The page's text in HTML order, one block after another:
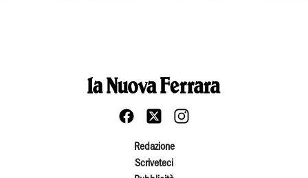
Redazione
Scriveteci